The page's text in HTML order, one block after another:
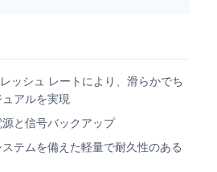
ッシュ レートにより、滑らかでち
アルを実現
と信号バックアップ
テムを備えた軽量で耐久性のある